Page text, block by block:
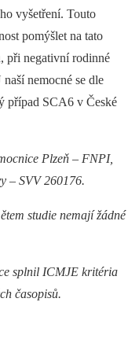
vyšetření. Touto
pomýšlet na tato
při negativní rodinné
nemocné se dle
případ SCA6 v České
Plzeň –⁠ FNPI,
–⁠ SVV 260176.
studie nemají žádné
splnil ICMJE kritéria
časopisů.